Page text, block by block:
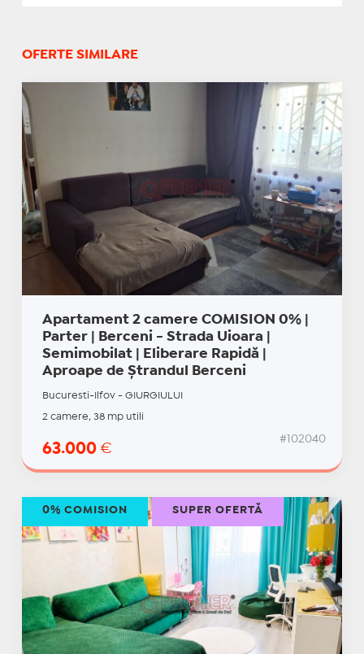
OFERTE SIMILARE
Apartament 2 camere COMISION 0% |
Parter | Berceni - Strada Uioara |
Semimobilat | Eliberare Rapidă |
Aproape de Ștrandul Berceni
Bucuresti-Ilfov - GIURGIULUI
2 camere, 38 mp utili
63.000 €
#102040
0% COMISION SUPER OFERTĂ